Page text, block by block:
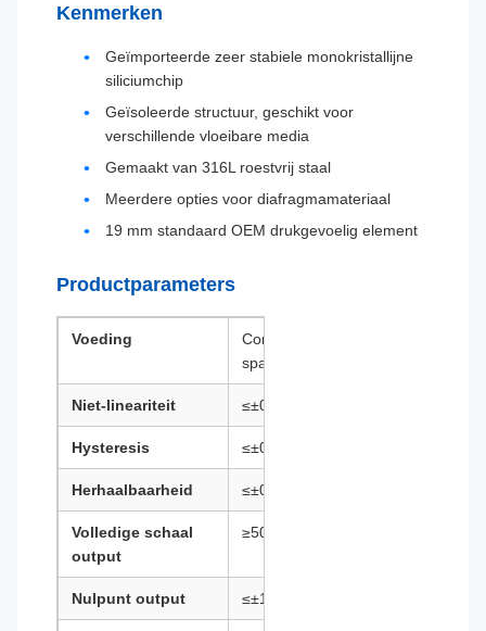
Kenmerken
Geïmporteerde zeer stabiele monokristallijne
siliciumchip
Geïsoleerde structuur, geschikt voor
verschillende vloeibare media
Gemaakt van 316L roestvrij staal
Meerdere opties voor diafragmamateriaal
19 mm standaard OEM drukgevoelig element
Productparameters
Voeding
Constante
spanning 5V
Niet-lineariteit ≤±0,3%F.S.
Hysteresis ≤±0,05%F.S.
Herhaalbaarheid ≤±0,05%F.S.
Volledige schaal
output
≥50mV
Nulpunt output ≤±15mV